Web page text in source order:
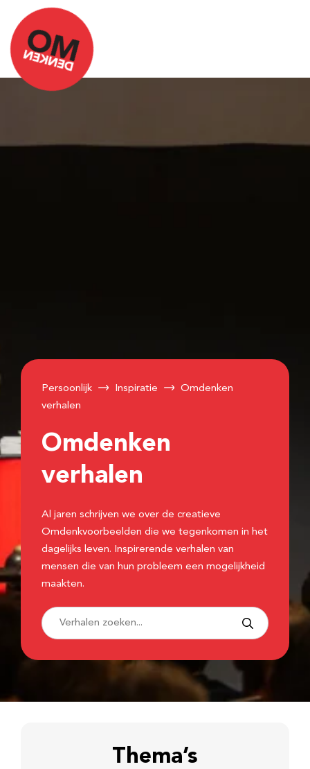
Persoonlijk Inspiratie
Omdenken
verhalen
Omdenken
verhalen
Al jaren schrijven we over de creatieve
Omdenkvoorbeelden die we tegenkomen in het
dagelijks leven. Inspirerende verhalen van
mensen die van hun probleem een mogelijkheid
maakten.
Thema’s